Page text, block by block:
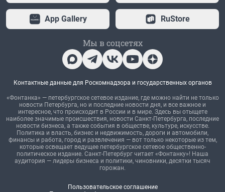
App Gallery RuStore
Мы в соцсетях
Контактные данные для Роскомнадзора и государственных органов
«Фонтанка» — петербургское сетевое издание, где можно найти не только
новости Петербурга, но и последние новости дня, и все важное и
интересное, что происходит в России и в мире. Здесь вы отыщете
наиболее значимые происшествия, новости Санкт-Петербурга, последние
новости бизнеса, а также события в обществе, культуре, искусстве.
Политика и власть, бизнес и недвижимость, дороги и автомобили,
финансы и работа, город и развлечения — вот только некоторые из тем,
которые освещает ведущее петербургское сетевое общественно-
политическое издание. Санкт-Петербург читает «Фонтанку»! Наша
аудитория — лидеры бизнеса и политики, чиновники, десятки тысяч
горожан.
Пользовательское соглашение